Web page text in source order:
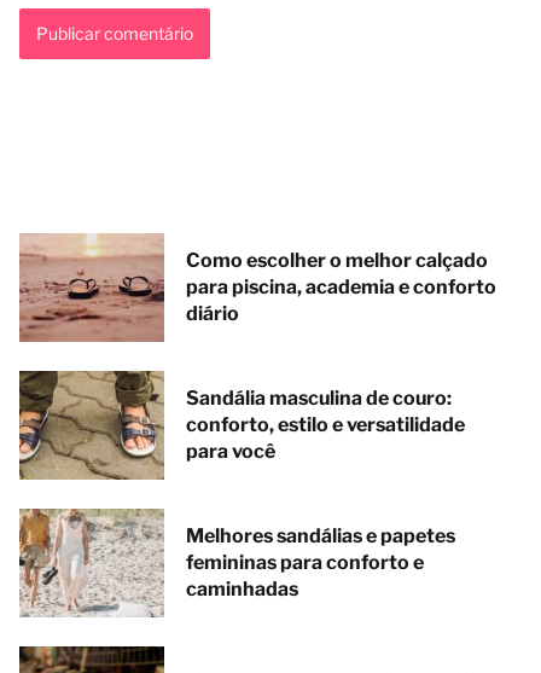
Como escolher o melhor calçado
para piscina, academia e conforto
diário
Sandália masculina de couro:
conforto, estilo e versatilidade
para você
Melhores sandálias e papetes
femininas para conforto e
caminhadas